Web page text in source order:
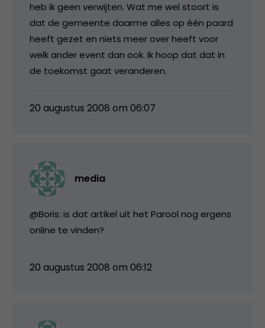
heb ik geen verwijten. Wat me wel stoort is
dat de gemeente daarme alles op één paard
heeft gezet en niets meer over heeft voor
welk ander event dan ook. Ik hoop dat dat in
de toekomst gaat veranderen.
20 augustus 2008 om 06:07
media
@Boris: is dat artikel uit het Parool nog ergens
online te vinden?
20 augustus 2008 om 06:12